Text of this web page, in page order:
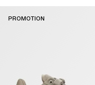
PROMOTION